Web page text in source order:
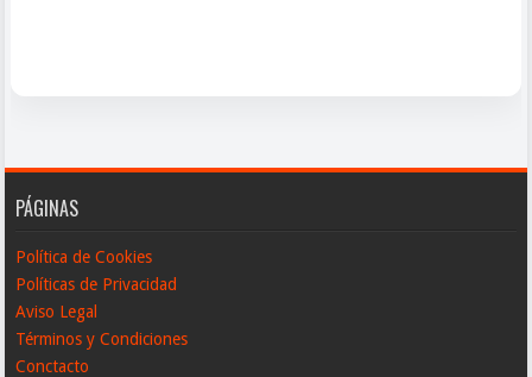
PÁGINAS
Política de Cookies
Políticas de Privacidad
Aviso Legal
Términos y Condiciones
Conctacto